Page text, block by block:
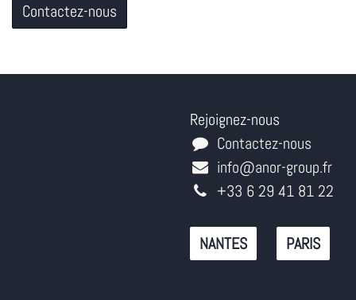
Contactez-nous
Rejoignez-nous
Contactez-nous
info@anor-group.fr
+33 6 29 41 81 22
NANTES PARIS